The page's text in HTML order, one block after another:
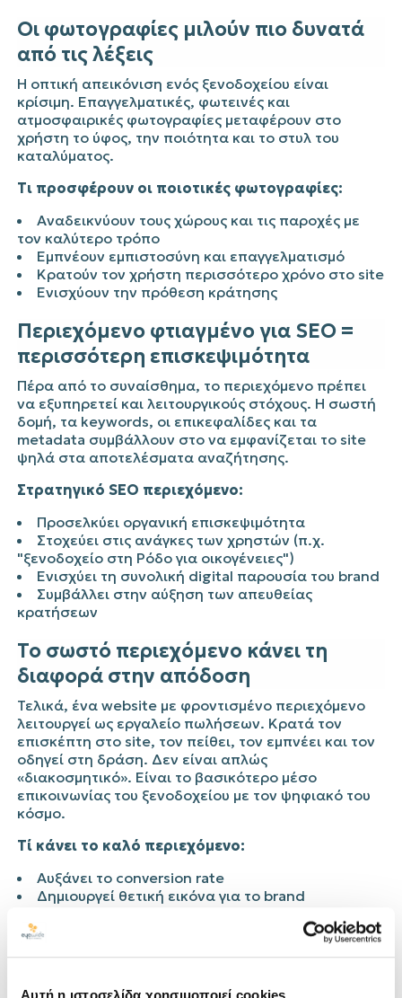
Οι φωτογραφίες μιλούν πιο δυνατά
από τις λέξεις
Η οπτική απεικόνιση ενός ξενοδοχείου είναι
κρίσιμη. Επαγγελματικές, φωτεινές και
ατμοσφαιρικές φωτογραφίες μεταφέρουν στο
χρήστη το ύφος, την ποιότητα και το στυλ του
καταλύματος.
Τι προσφέρουν οι ποιοτικές φωτογραφίες:
Αναδεικνύουν τους χώρους και τις παροχές με
τον καλύτερο τρόπο
Εμπνέουν εμπιστοσύνη και επαγγελματισμό
Κρατούν τον χρήστη περισσότερο χρόνο στο site
Ενισχύουν την πρόθεση κράτησης
Περιεχόμενο φτιαγμένο για SEO =
περισσότερη επισκεψιμότητα
Πέρα από το συναίσθημα, το περιεχόμενο πρέπει
να εξυπηρετεί και λειτουργικούς στόχους. Η σωστή
δομή, τα keywords, οι επικεφαλίδες και τα
metadata συμβάλλουν στο να εμφανίζεται το site
ψηλά στα αποτελέσματα αναζήτησης.
Στρατηγικό SEO περιεχόμενο:
Προσελκύει οργανική επισκεψιμότητα
Στοχεύει στις ανάγκες των χρηστών (π.χ.
"ξενοδοχείο στη Ρόδο για οικογένειες")
Ενισχύει τη συνολική digital παρουσία του brand
Συμβάλλει στην αύξηση των απευθείας
κρατήσεων
Το σωστό περιεχόμενο κάνει τη
διαφορά στην απόδοση
Τελικά, ένα website με φροντισμένο περιεχόμενο
λειτουργεί ως εργαλείο πωλήσεων. Κρατά τον
επισκέπτη στο site, τον πείθει, τον εμπνέει και τον
οδηγεί στη δράση. Δεν είναι απλώς
«διακοσμητικό». Είναι το βασικότερο μέσο
επικοινωνίας του ξενοδοχείου με τον ψηφιακό του
κόσμο.
Τί κάνει το καλό περιεχόμενο:
Αυξάνει το conversion rate
Δημιουργεί θετική εικόνα για το brand
διαφοροποίηση
Υποστηρίζει άλλες digital ενέργειες (ads, social,